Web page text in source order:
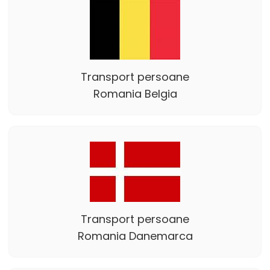
Transport persoane
Romania Belgia
Transport persoane
Romania Danemarca